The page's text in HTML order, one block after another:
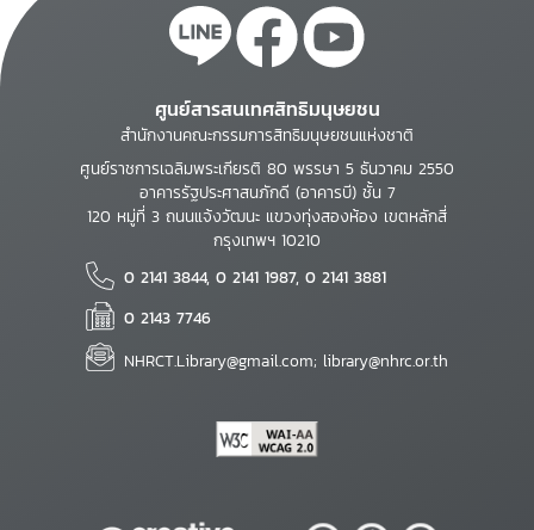
ศูนย์สารสนเทศสิทธิมนุษยชน
สำนักงานคณะกรรมการสิทธิมนุษยชนแห่งชาติ
ศูนย์ราชการเฉลิมพระเกียรติ 80 พรรษา 5 ธันวาคม 2550
อาคารรัฐประศาสนภักดี (อาคารบี) ชั้น 7
120 หมู่ที่ 3 ถนนแจ้งวัฒนะ แขวงทุ่งสองห้อง เขตหลักสี่
กรุงเทพฯ 10210
0 2141 3844, 0 2141 1987, 0 2141 3881
0 2143 7746
NHRCT.Library@gmail.com; library@nhrc.or.th